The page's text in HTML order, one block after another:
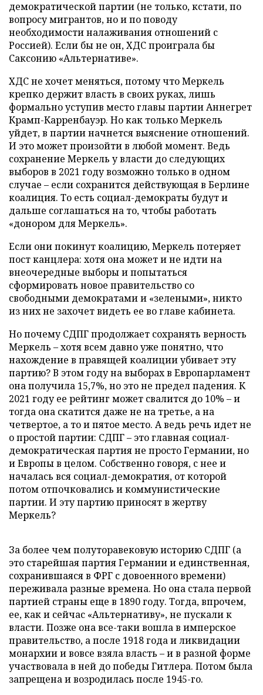
демократической партии (не только, кстати, по
вопросу мигрантов, но и по поводу
необходимости налаживания отношений с
Россией). Если бы не он, ХДС проиграла бы
Саксонию «Альтернативе».
ХДС не хочет меняться, потому что Меркель
крепко держит власть в своих руках, лишь
формально уступив место главы партии Аннегрет
Крамп-Карренбауэр. Но как только Меркель
уйдет, в партии начнется выяснение отношений.
И это может произойти в любой момент. Ведь
сохранение Меркель у власти до следующих
выборов в 2021 году возможно только в одном
случае – если сохранится действующая в Берлине
коалиция. То есть социал-демократы будут и
дальше соглашаться на то, чтобы работать
«донором для Меркель».
Если они покинут коалицию, Меркель потеряет
пост канцлера: хотя она может и не идти на
внеочередные выборы и попытаться
сформировать новое правительство со
свободными демократами и «зелеными», никто
из них не захочет видеть ее во главе кабинета.
Но почему СДПГ продолжает сохранять верность
Меркель – хотя всем давно уже понятно, что
нахождение в правящей коалиции убивает эту
партию? В этом году на выборах в Европарламент
она получила 15,7%, но это не предел падения. К
2021 году ее рейтинг может свалится до 10% – и
тогда она скатится даже не на третье, а на
четвертое, а то и пятое место. А ведь речь идет не
о простой партии: СДПГ – это главная социал-
демократическая партия не просто Германии, но
и Европы в целом. Собственно говоря, с нее и
началась вся социал-демократия, от которой
потом отпочковались и коммунистические
партии. И эту партию приносят в жертву
Меркель?
За более чем полуторавековую историю СДПГ (а
это старейшая партия Германии и единственная,
сохранившаяся в ФРГ с довоенного времени)
переживала разные времена. Но она стала первой
партией страны еще в 1890 году. Тогда, впрочем,
ее, как и сейчас «Альтернативу», не пускали к
власти. Позже она все-таки вошла в имперское
правительство, а после 1918 года и ликвидации
монархии и вовсе взяла власть – и в разной форме
участвовала в ней до победы Гитлера. Потом была
запрещена и возродилась после 1945-го.